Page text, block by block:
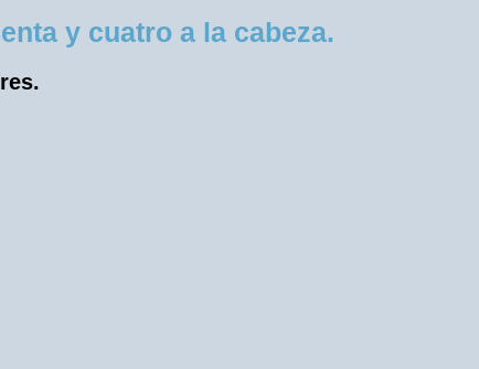
y cuatro a la cabeza.